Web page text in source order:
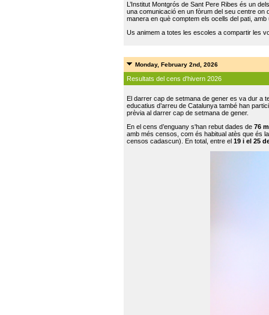
L’Institut Montgrós de Sant Pere Ribes és un
una comunicació en un fòrum del seu centre on
manera en què comptem els ocells del pati,
Us animem a totes les escoles a compartir les
Monday, February 2nd, 2026
Resultats del cens d'hivern 2026
El darrer cap de setmana de gener es va dur a
educatius d’arreu de Catalunya també han
prèvia al darrer cap de setmana de gener.
En el cens d’enguany s'han rebut dades de 76
amb més censos, com és habitual atès que és
censos cadascun). En total, entre el 19 i el 25